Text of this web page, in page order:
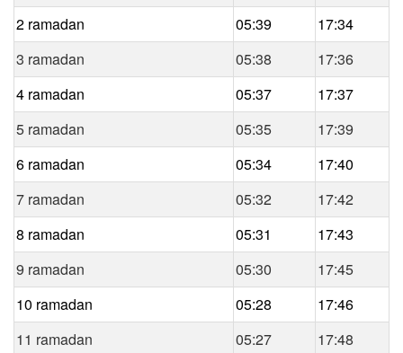
2 ramadan
05:39
17:34
3 ramadan
05:38
17:36
4 ramadan
05:37
17:37
5 ramadan
05:35
17:39
6 ramadan
05:34
17:40
7 ramadan
05:32
17:42
8 ramadan
05:31
17:43
9 ramadan
05:30
17:45
10 ramadan
05:28
17:46
11 ramadan
05:27 17:48